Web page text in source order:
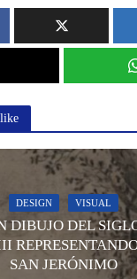
DESIGN VISUAL
DIBUJO DEL
SAN JERÓNIMO